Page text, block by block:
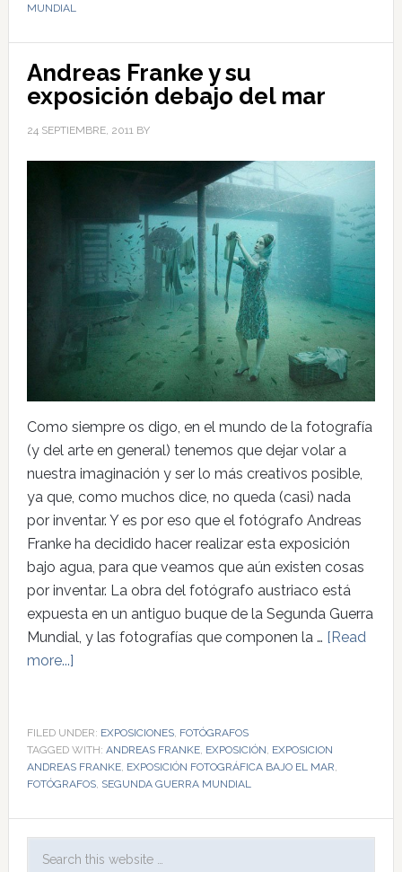
MUNDIAL
Andreas Franke y su
exposición debajo del mar
24 SEPTIEMBRE, 2011 BY
Como siempre os digo, en el mundo de la fotografía
(y del arte en general) tenemos que dejar volar a
nuestra imaginación y ser lo más creativos posible,
ya que, como muchos dice, no queda (casi) nada
por inventar. Y es por eso que el fotógrafo Andreas
Franke ha decidido hacer realizar esta exposición
bajo agua, para que veamos que aún existen cosas
por inventar. La obra del fotógrafo austriaco está
expuesta en un antiguo buque de la Segunda Guerra
Mundial, y las fotografías que componen la … [Read
more...]
FILED UNDER: EXPOSICIONES, FOTÓGRAFOS
TAGGED WITH: ANDREAS FRANKE, EXPOSICIÓN, EXPOSICION
ANDREAS FRANKE, EXPOSICIÓN FOTOGRÁFICA BAJO EL MAR,
FOTÓGRAFOS, SEGUNDA GUERRA MUNDIAL